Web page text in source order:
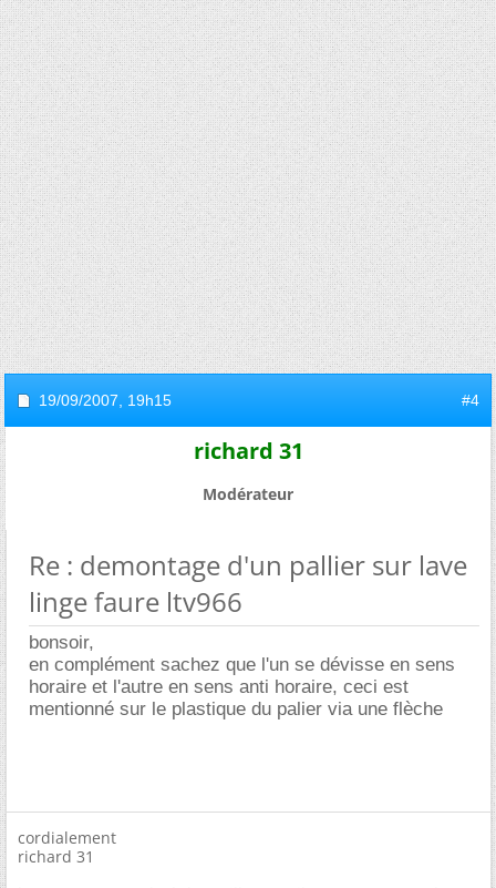
19/09/2007, 19h15 #4
richard 31
Modérateur
Re : demontage d'un pallier sur lave
linge faure ltv966
bonsoir,
en complément sachez que l'un se dévisse en sens
horaire et l'autre en sens anti horaire, ceci est
mentionné sur le plastique du palier via une flèche
cordialement
richard 31